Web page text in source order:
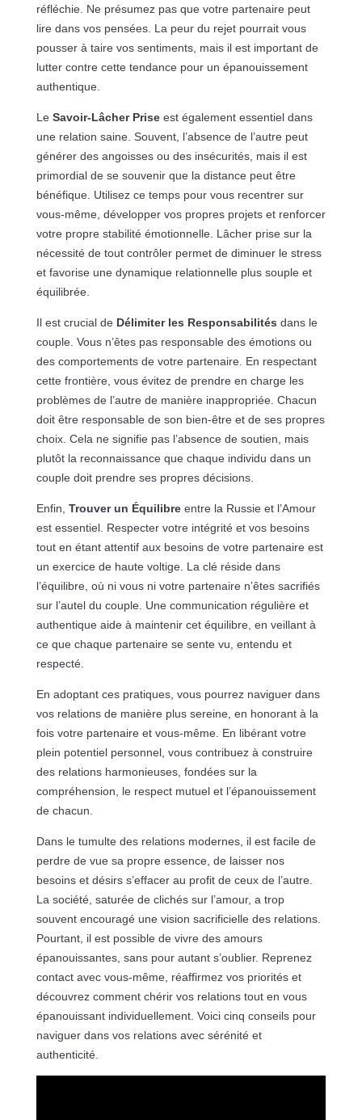
réfléchie. Ne présumez pas que votre partenaire peut
lire dans vos pensées. La peur du rejet pourrait vous
pousser à taire vos sentiments, mais il est important de
lutter contre cette tendance pour un épanouissement
authentique.
Le Savoir-Lâcher Priseest également essentiel dans
une relation saine. Souvent, l’absence de l’autre peut
générer des angoisses ou des insécurités, mais il est
primordial de se souvenir que la distance peut être
bénéfique. Utilisez ce temps pour vous recentrer sur
vous-même, développer vos propres projets et renforcer
votre propre stabilité émotionnelle. Lâcher prise sur la
nécessité de tout contrôler permet de diminuer le stress
et favorise une dynamique relationnelle plus souple et
équilibrée.
Il est crucial de Délimiter les Responsabilités dans le
couple. Vous n’êtes pas responsable des émotions ou
des comportements de votre partenaire. En respectant
cette frontière, vous évitez de prendre en charge les
problèmes de l’autre de manière inappropriée. Chacun
doit être responsable de son bien-être et de ses propres
choix. Cela ne signifie pas l’absence de soutien, mais
plutôt la reconnaissance que chaque individu dans un
couple doit prendre ses propres décisions.
Enfin, Trouver un Équilibreentre la Russie et l’Amour
est essentiel. Respecter votre intégrité et vos besoins
tout en étant attentif aux besoins de votre partenaire est
un exercice de haute voltige. La clé réside dans
l’équilibre, où ni vous ni votre partenaire n’êtes sacrifiés
sur l’autel du couple. Une communication régulière et
authentique aide à maintenir cet équilibre, en veillant à
ce que chaque partenaire se sente vu, entendu et
respecté.
En adoptant ces pratiques, vous pourrez naviguer dans
vos relations de manière plus sereine, en honorant à la
fois votre partenaire et vous-même. En libérant votre
plein potentiel personnel, vous contribuez à construire
des relations harmonieuses, fondées sur la
compréhension, le respect mutuel et l’épanouissement
de chacun.
Dans le tumulte des relations modernes, il est facile de
perdre de vue sa propre essence, de laisser nos
besoins et désirs s’effacer au profit de ceux de l’autre.
La société, saturée de clichés sur l’amour, a trop
souvent encouragé une vision sacrificielle des relations.
Pourtant, il est possible de vivre des amours
épanouissantes, sans pour autant s’oublier. Reprenez
contact avec vous-même, réaffirmez vos priorités et
découvrez comment chérir vos relations tout en vous
épanouissant individuellement. Voici cinq conseils pour
naviguer dans vos relations avec sérénité et
authenticité.